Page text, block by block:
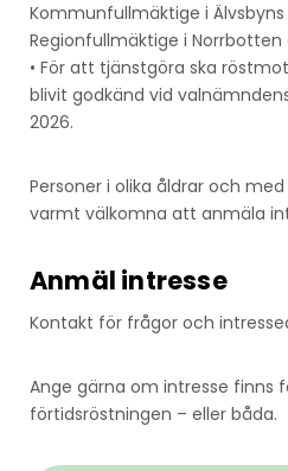
Kommunfullmäktige i
Regionfullmäktige i Norrbotten
• För att tjänstgöra ska
blivit godkänd vid
2026.
Personer i olika åldrar och
varmt välkomna att anmäla
Anmäl intresse
Kontakt för frågor och
Ange gärna om intresse finns
förtidsröstningen – eller båda.